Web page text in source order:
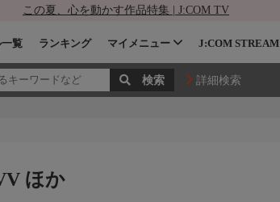
この夏、心を動かす作品特集 | J:COM TV
覧 ランキング マイメニュー J:COM STREAM
詳細検索
ほか